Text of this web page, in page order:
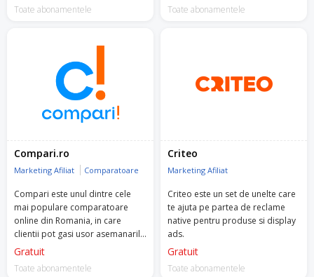
maximizand profitul.
Toate abonamentele Toate abonamentele
Compari.ro
Marketing Afiliat Comparatoare
Compari este unul dintre cele
mai populare comparatoare
online din Romania, in care
clientii pot gasi usor asemanarile
si deosebirile dintre ofertele a
Gratuit
Toate abonamentele
Criteo
Marketing Afiliat
Criteo este un set de unelte care
te ajuta pe partea de reclame
native pentru produse si display
ads.
Gratuit
Toate abonamentele